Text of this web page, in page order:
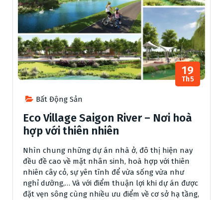
Bất Động Sản
19
Th5
Eco Village Saigon River – Nơi hoà
hợp với thiên nhiên
Nhìn chung những dự án nhà ở, đô thị hiện nay
đều đề cao về mặt nhân sinh, hoà hợp với thiên
nhiên cây cỏ, sự yên tĩnh để vừa sống vừa như
nghỉ dưỡng,… Và với điểm thuận lợi khi dự án được
đặt vẹn sông cùng nhiều ưu điểm về cơ sở hạ tầng,